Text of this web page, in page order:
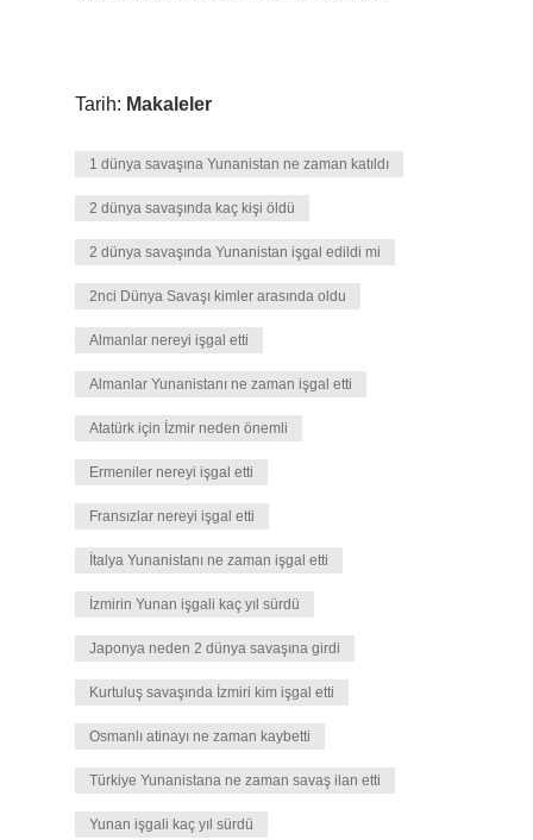
Tarih: Makaleler
1 dünya savaşına Yunanistan ne zaman katıldı
2 dünya savaşında kaç kişi öldü
2 dünya savaşında Yunanistan işgal edildi mi
2nci Dünya Savaşı kimler arasında oldu
Almanlar nereyi işgal etti
Almanlar Yunanistanı ne zaman işgal etti
Atatürk için İzmir neden önemli
Ermeniler nereyi işgal etti
Fransızlar nereyi işgal etti
İtalya Yunanistanı ne zaman işgal etti
İzmirin Yunan işgali kaç yıl sürdü
Japonya neden 2 dünya savaşına girdi
Kurtuluş savaşında İzmiri kim işgal etti
Osmanlı atinayı ne zaman kaybetti
Türkiye Yunanistana ne zaman savaş ilan etti
Yunan işgali kaç yıl sürdü